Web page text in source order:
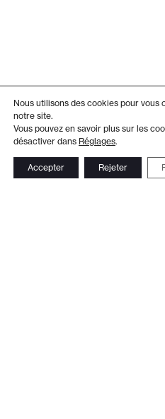
Nous utilisons des cookies pour
notre site.
Vous pouvez en savoir plus sur les
désactiver dans Réglages.
Accepter Rejeter